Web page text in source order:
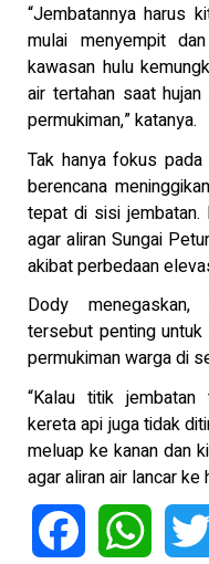
“Jembatannya harus
mulai menyempit
kawasan hulu
air tertahan saat
permukiman,” katanya.
Tak hanya fokus
berencana
tepat di sisi jembatan.
agar aliran Sungai
akibat perbedaan
Dody menegaskan,
tersebut penting
permukiman warga di
“Kalau titik
kereta api juga tidak
meluap ke kanan dan
agar aliran air lancar ke